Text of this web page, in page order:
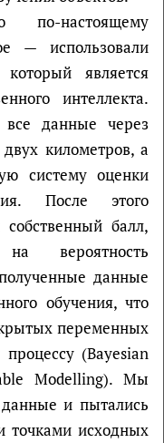
настоящему
— использовали
является
интеллекта.
данные через
километров, а
систему оценки
После этого
балл,
вероятность
данные
обучения, что
переменных
процессу (Bayesian
Modelling). Мы
и пытались
точками исходных